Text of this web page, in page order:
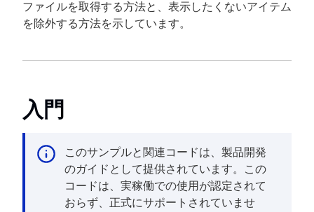
ファイルを取得する方法と、表示したくないアイテム
を除外する方法を示しています。
入門
このサンプルと関連コードは、製品開発
のガイドとして提供されています。この
コードは、実稼働での使用が認定されて
おらず、正式にサポートされていませ